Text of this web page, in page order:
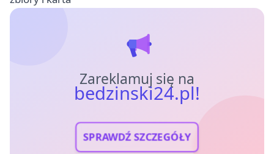
Zareklamuj się na
bedzinski24.pl!
SPRAWDŹ SZCZEGÓŁY